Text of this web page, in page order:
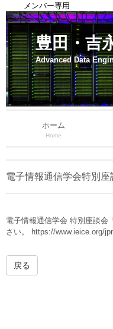
メンバー専用
豊田・吉
Advanced Data
ホーム
Home
電子情報通信学会特別
電子情報通信学会 特別座談会
さい。 https://www.ieice.org/
戻る